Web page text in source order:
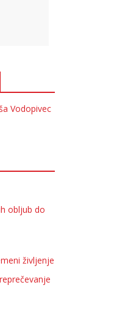
Vodopivec
obljub do
življenje